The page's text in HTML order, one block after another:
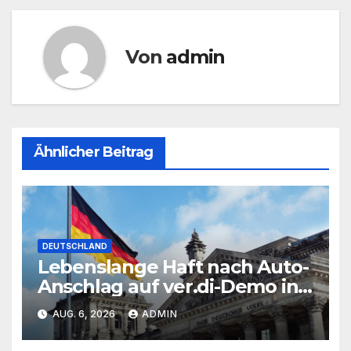
Von admin
Ähnlicher Beitrag
DEUTSCHLAND
Lebenslange Haft nach Auto-
Anschlag auf ver.di-Demo in
München
AUG. 6, 2026 ADMIN